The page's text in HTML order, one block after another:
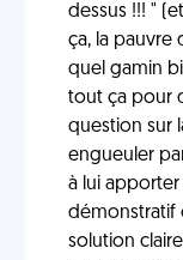
dessus !!! "
ça, la pauvre
quel gamin
tout ça pour
question sur
engueuler
à lui
démonstratif
solution